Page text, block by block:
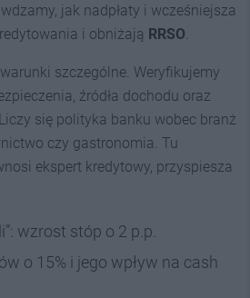
jak nadpłaty i wcześniejsza
i obniżają RRSO
szczególne. Weryfikujemy
źródła dochodu oraz
się polityka banku wobec branż
czy gastronomia. Tu
ekspert kredytowy, przyspiesza
wzrost stóp o 2 p.p.
o 15% i jego wpływ na cash